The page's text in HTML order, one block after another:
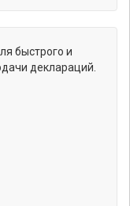
быстрого и
деклараций.